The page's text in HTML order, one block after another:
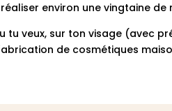
environ une vingtaine
tu veux, sur ton visage (avec
de cosmétiques